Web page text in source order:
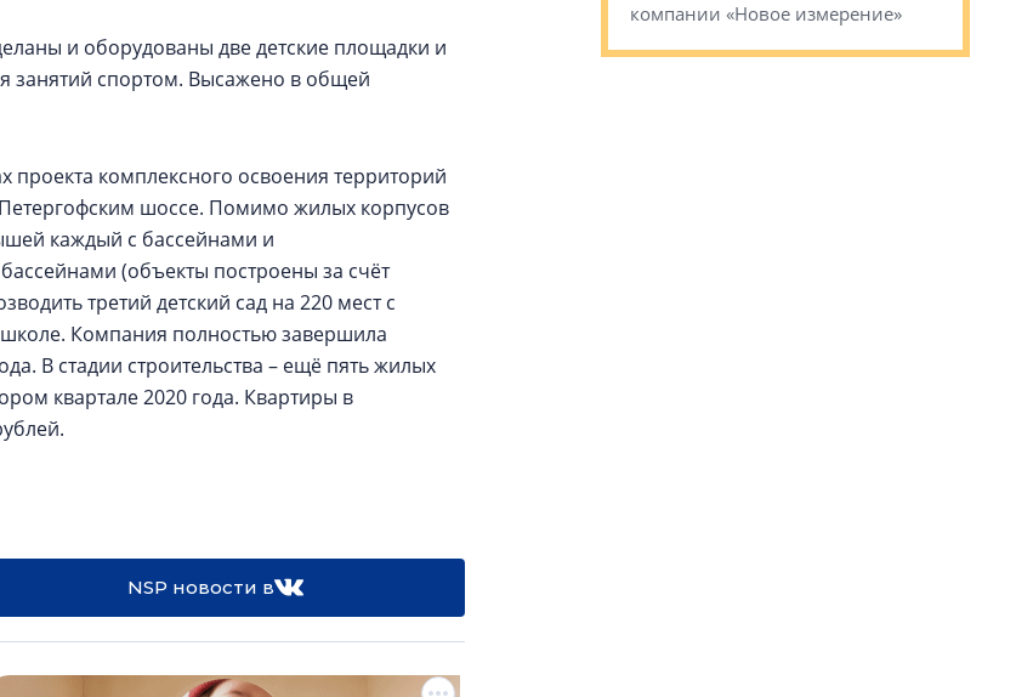
и оборудованы две детские площадки и
занятий спортом. Высажено в общей
комплексного освоения территорий
шоссе. Помимо жилых корпусов
каждый с бассейнами и
(объекты построены за счёт
третий детский сад на 220 мест с
Компания полностью завершила
В стадии строительства – ещё пять жилых
квартале 2020 года. Квартиры в
NSP новости в
компании «Новое измерение»